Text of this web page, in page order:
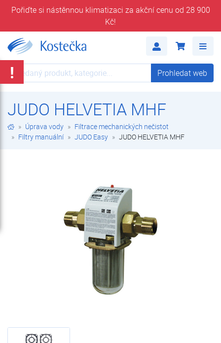
Pořiďte si nástěnnou klimatizaci za akční cenu od 28 900
Kč!
Prohledat web Prohledat web
JUDO HELVETIA MHF
Úprava vody
Filtrace mechanických nečistot
Filtry manuální
JUDO Easy JUDO HELVETIA MHF
!